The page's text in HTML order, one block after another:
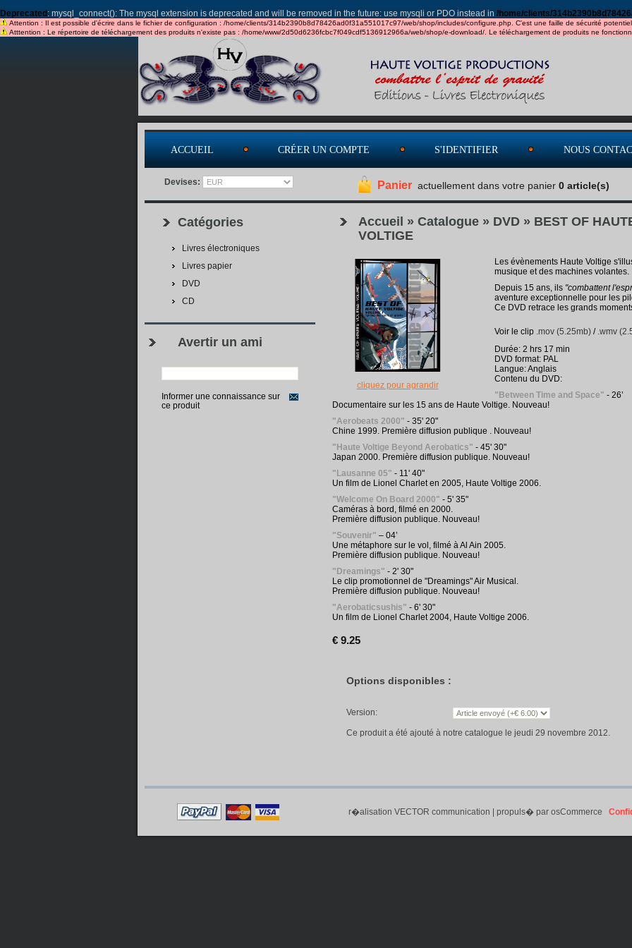
Deprecated : mysql_connect(): The mysql extension is deprecated and will be removed in the future: use mysqli or PDO instead in /home/clients/
Attention : Il est possible d'écrire dans le fichier de configuration : /home/clients/314b2390b8d78426ad0f31a551017c97/web/shop/includes/configure.php. C'est une faille de sécurité
Atttention : Le répertoire de téléchargement des produits n'existe pas : /home/www/2d50d6236fcbc7f049cdf5136912966a/web/shop/e-download/. Le téléchargement de produits ne
ACCUEIL CRÉER UN COMPTE S'IDENTIFIER NOUS
Devises: Panier actuellement dans votre panier 0 article(s)
Catégories
Livres électroniques
Livres papier
DVD
CD
Avertir un ami
Informer une connaissance sur
ce produit
Accueil » Catalogue » DVD » BEST OF
VOLTIGE
cliquez pour agrandir
Les évènements Haute Voltige
musique et des machines volantes.
Depuis 15 ans, ils "combattent
aventure exceptionnelle pour les
Ce DVD retrace les grands
Voir le clip .mov (5.25mb) / .wmv
Durée: 2 hrs 17 min
DVD format: PAL
Langue: Anglais
Contenu du DVD:
"Between Time and Space" - 26’
Documentaire sur les 15 ans de Haute Voltige. Nouveau!
"Aerobeats 2000" - 35' 20"
Chine 1999. Première diffusion publique . Nouveau!
"Haute Voltige Beyond Aerobatics" - 45' 30"
Japan 2000. Première diffusion publique. Nouveau!
"Lausanne 05" - 11' 40"
Un film de Lionel Charlet en 2005, Haute Voltige 2006.
"Welcome On Board 2000" - 5' 35"
Caméras à bord, filmé en 2000.
Première diffusion publique. Nouveau!
"Souvenir" – 04’
Une métaphore sur le vol, filmé à Al Ain 2005.
Première diffusion publique. Nouveau!
"Dreamings" - 2' 30"
Le clip promotionnel de "Dreamings" Air Musical.
Première diffusion publique. Nouveau!
"Aerobaticsushis" - 6' 30"
Un film de Lionel Charlet 2004, Haute Voltige 2006.
€ 9.25
Options disponibles :
Version:
Ce produit a été ajouté à notre catalogue le jeudi 29 novembre 2012.
r�alisation VECTOR communication | propuls� par osCommerce